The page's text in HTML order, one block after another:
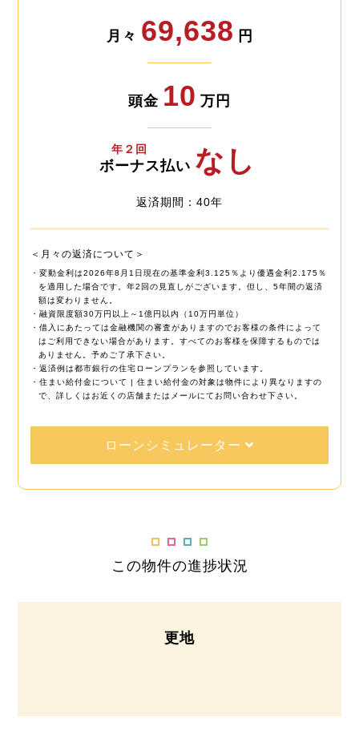
月々 69,638 円
頭金 10 万円
年２回
ボーナス払い なし
返済期間：40年
＜月々の返済について＞
・変動金利は2026年8月1日現在の基準金利3.125％より優遇金利2.175％
を適用した場合です。年2回の見直しがございます。但し、5年間の返済
額は変わりません。
・融資限度額30万円以上～1億円以内（10万円単位）
・借入にあたっては金融機関の審査がありますのでお客様の条件によって
はご利用できない場合があります。すべてのお客様を保障するものでは
ありません。予めご了承下さい。
・返済例は都市銀行の住宅ローンプランを参照しています。
・住まい給付金について | 住まい給付金の対象は物件により異なりますの
で、詳しくはお近くの店舗またはメールにてお問い合わせ下さい。
ローンシミュレーター
この物件の進捗状況
更地